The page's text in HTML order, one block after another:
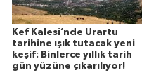
Kef Kalesi’nde Urartu
tarihine ışık tutacak yeni
keşif: Binlerce yıllık tarih
gün yüzüne çıkarılıyor!